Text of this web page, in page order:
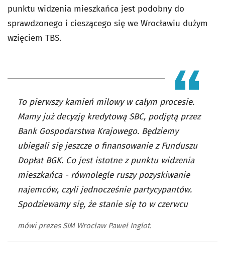
punktu widzenia mieszkańca jest podobny do
sprawdzonego i cieszącego się we Wrocławiu dużym
wzięciem TBS.
To pierwszy kamień milowy w całym procesie.
Mamy już decyzję kredytową SBC, podjętą przez
Bank Gospodarstwa Krajowego. Będziemy
ubiegali się jeszcze o finansowanie z Funduszu
Dopłat BGK. Co jest istotne z punktu widzenia
mieszkańca - równolegle ruszy pozyskiwanie
najemców, czyli jednocześnie partycypantów.
Spodziewamy się, że stanie się to w czerwcu
mówi prezes SIM Wrocław Paweł Inglot.